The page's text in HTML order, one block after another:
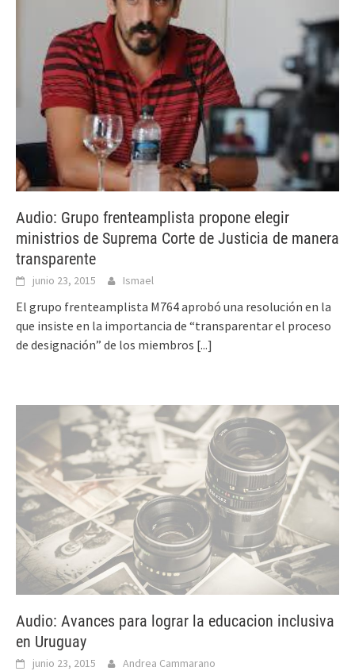
Audio: Grupo frenteamplista propone elegir
ministrios de Suprema Corte de Justicia de manera
transparente
junio 23, 2015 Ismael
El grupo frenteamplista M764 aprobó una resolución en la
que insiste en la importancia de “transparentar el proceso
de designación” de los miembros [...]
Audio: Avances para lograr la educacion inclusiva
en Uruguay
junio 23, 2015 Andrea Cammarano